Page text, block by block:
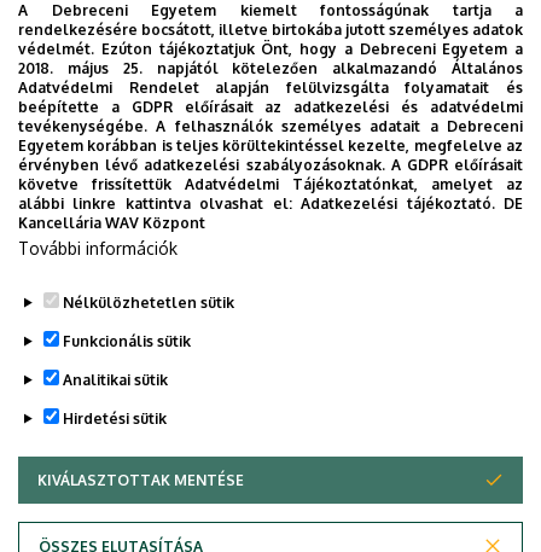
2026. augusztus 7.
Univerzum: A Debreceni Egyetem
titkos receptjei
KUTATÁS TUDOMÁNY
A Debreceni Egyetem kiemelt fontosságúnak tartja a
rendelkezésére bocsátott, illetve birtokába jutott személyes adatok
védelmét. Ezúton tájékoztatjuk Önt, hogy a Debreceni Egyetem a
2018. május 25. napjától kötelezően alkalmazandó Általános
Adatvédelmi Rendelet alapján felülvizsgálta folyamatait és
beépítette a GDPR előírásait az adatkezelési és adatvédelmi
tevékenységébe. A felhasználók személyes adatait a Debreceni
Egyetem korábban is teljes körültekintéssel kezelte, megfelelve az
érvényben lévő adatkezelési szabályozásoknak. A GDPR előírásait
követve frissítettük Adatvédelmi Tájékoztatónkat, amelyet az
alábbi linkre kattintva olvashat el:Adatkezelési tájékoztató. DE
Kancellária WAV Központ
További információk
Nélkülözhetetlen sütik
Funkcionális sütik
Analitikai sütik
Hirdetési sütik
KIVÁLASZTOTTAK MENTÉSE
ÖSSZES ELUTASÍTÁSA
WITHDRAW CONSENT